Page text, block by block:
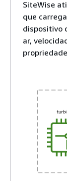
SiteWise
que
dispositivo
ar,